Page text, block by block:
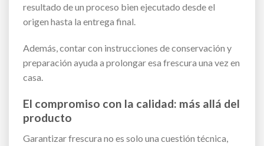
resultado de un proceso bien ejecutado desde el
origen hasta la entrega final.
Además, contar con instrucciones de conservación y
preparación ayuda a prolongar esa frescura una vez en
casa.
El compromiso con la calidad: más allá del
producto
Garantizar frescura no es solo una cuestión técnica,